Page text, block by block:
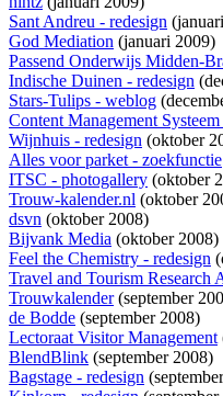
Sant Andreu - redesign
God Mediation (januari 2009)
Passend Onderwijs Midden-
Indische Duinen - redesign
Stars-Tulips - weblog
Content Management
Wijnhuis - redesign (oktober
Alles voor parket - zoekfunctie
ITSC - photogallery (oktober
Trouw-kalender.nl (oktober
dsvn (oktober 2008)
Bijvank Media (oktober 2008)
Feel the Chemistry - redesign
Travel and Tourism Research
Trouwkalender(september
de Bodde (september 2008)
Lectoraat Visitor Management
BlendBlink (september 2008)
Bagstage - redesign